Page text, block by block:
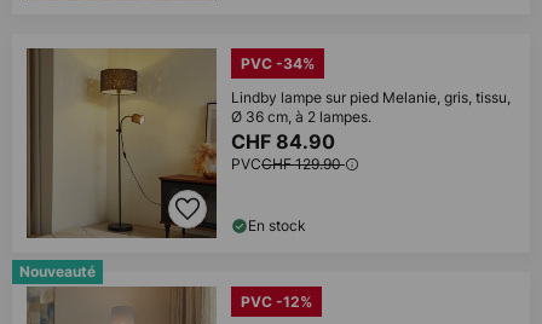
PVC -34%
Lindby lampe sur pied Melanie, gris, tissu,
Ø 36 cm, à 2 lampes.
CHF 84.90
PVCCHF 129.90
En stock
Nouveauté
PVC -12%